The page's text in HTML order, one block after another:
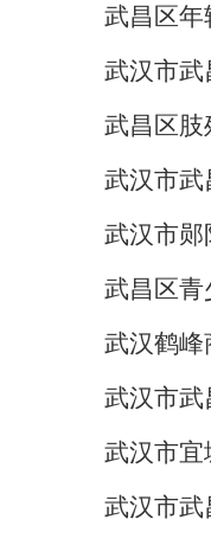
武昌区年
武汉市武
武昌区肢
武汉市武
武汉市郧
武昌区青
武汉鹤峰
武汉市武
武汉市宜
武汉市武